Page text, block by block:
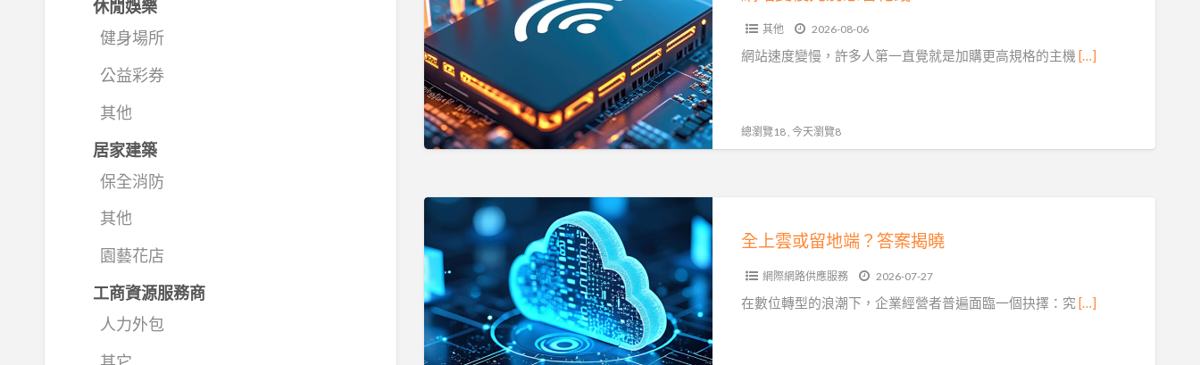
休閒娛樂
健身場所
公益彩券
其他
居家建築
保全消防
其他
園藝花店
工商資源服務商
人力外包
變
慢
先
別
急
著
花
其他 2026-08-06
網站速度變慢，許多人第一直覺就是加購更高規格的主機 […]
總瀏覽18 , 今天瀏覽8
全
雲
或
留
地
端？
全上雲或留地端？答案揭曉
網際網路供應服務 2026-07-27
在數位轉型的浪潮下，企業經營者普遍面臨一個抉擇：究 […]